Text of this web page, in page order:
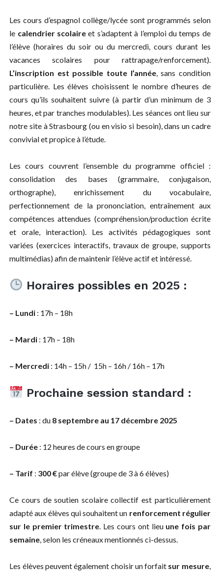
Les cours d’espagnol collège/lycée sont programmés selon
le calendrier scolaire et s’adaptent à l’emploi du temps de
l’élève (horaires du soir ou du mercredi, cours durant les
vacances scolaires pour rattrapage/renforcement).
L’inscription est possible toute l’année, sans condition
particulière. Les élèves choisissent le nombre d’heures de
cours qu’ils souhaitent suivre (à partir d’un minimum de 3
heures, et par tranches modulables). Les séances ont lieu sur
notre site à Strasbourg (ou en visio si besoin), dans un cadre
convivial et propice à l’étude.
Les cours couvrent l’ensemble du programme officiel :
consolidation des bases (grammaire, conjugaison,
orthographe), enrichissement du vocabulaire,
perfectionnement de la prononciation, entraînement aux
compétences attendues (compréhension/production écrite
et orale, interaction). Les activités pédagogiques sont
variées (exercices interactifs, travaux de groupe, supports
multimédias) afin de maintenir l’élève actif et intéressé.
Horaires possibles en 2025 :
– Lundi : 17h – 18h
– Mardi : 17h – 18h
– Mercredi : 14h – 15h / 15h – 16h / 16h – 17h
Prochaine session standard :
– Dates : du 8 septembre au 17 décembre 2025
– Durée : 12 heures de cours en groupe
– Tarif : 300 €par élève (groupe de 3 à 6 élèves)
Ce cours de soutien scolaire collectif est particulièrement
adapté aux élèves qui souhaitent un renforcement régulier
sur le premier trimestre . Les cours ont lieu une fois par
semaine , selon les créneaux mentionnés ci-dessus.
Les élèves peuvent également choisir un forfait sur mesure,